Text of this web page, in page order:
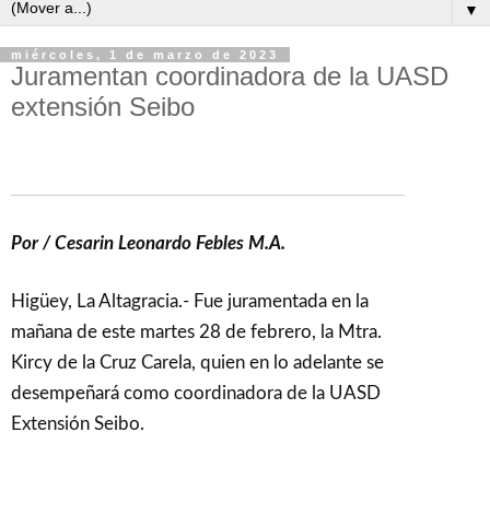
▼
miércoles, 1 de marzo de 2023
Juramentan coordinadora de la UASD
extensión Seibo
Por / Cesarin Leonardo Febles M.A.
Higüey, La Altagracia.- Fue juramentada en la
mañana de este martes 28 de febrero, la Mtra.
Kircy de la Cruz Carela, quien en lo adelante se
desempeñará como coordinadora de la UASD
Extensión Seibo.